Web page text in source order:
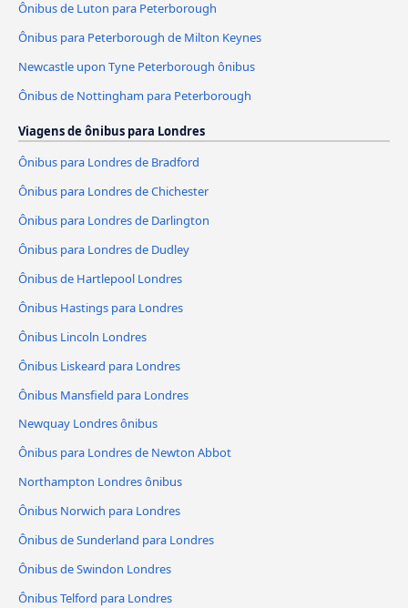
Ônibus de Luton para Peterborough
Ônibus para Peterborough de Milton Keynes
Newcastle upon Tyne Peterborough ônibus
Ônibus de Nottingham para Peterborough
Viagens de ônibus para Londres
Ônibus para Londres de Bradford
Ônibus para Londres de Chichester
Ônibus para Londres de Darlington
Ônibus para Londres de Dudley
Ônibus de Hartlepool Londres
Ônibus Hastings para Londres
Ônibus Lincoln Londres
Ônibus Liskeard para Londres
Ônibus Mansfield para Londres
Newquay Londres ônibus
Ônibus para Londres de Newton Abbot
Northampton Londres ônibus
Ônibus Norwich para Londres
Ônibus de Sunderland para Londres
Ônibus de Swindon Londres
Ônibus Telford para Londres